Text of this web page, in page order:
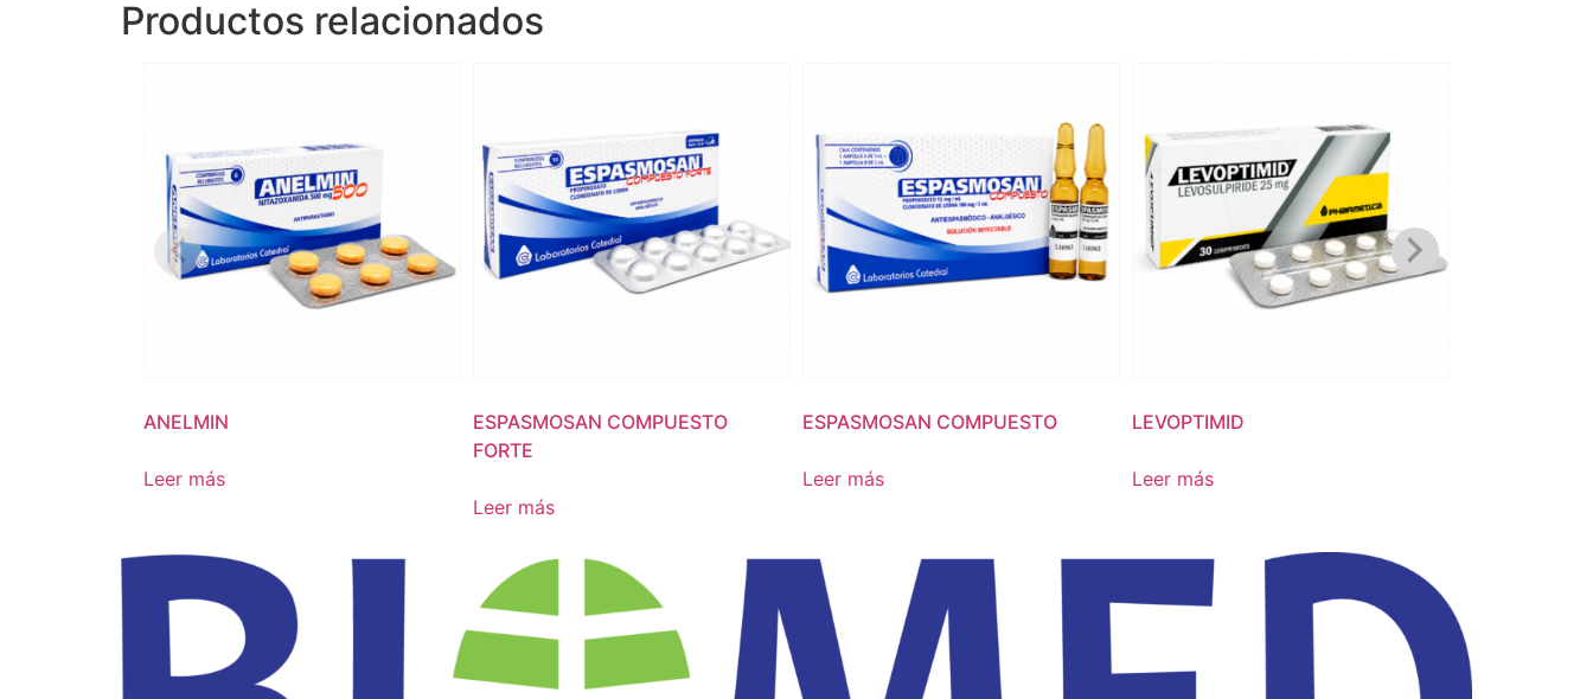
Productos relacionados
ANELMIN
Leer más
ESPASMOSAN COMPUESTO
FORTE
Leer más
ESPASMOSAN COMPUESTO
Leer más
LEVOPTIMID
Leer más